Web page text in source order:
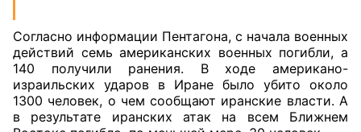
Согласно информации Пентагона, с начала военных
действий семь американских военных погибли, а
140 получили ранения. В ходе американо-
израильских ударов в Иране было убито около
1300 человек, о чем сообщают иранские власти. А
в результате иранских атак на всем Ближнем